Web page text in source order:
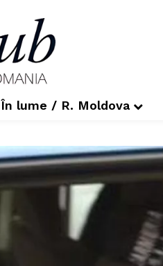
În lume / R. Moldova